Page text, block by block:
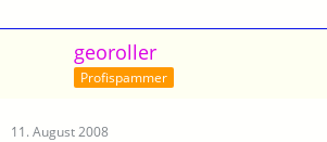
georoller
Profispammer
11. August 2008